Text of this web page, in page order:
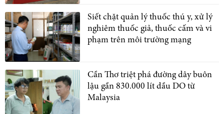
Siết chặt quản lý thuốc thú y, xử lý
nghiêm thuốc giả, thuốc cấm và vi
phạm trên môi trường mạng
Cần Thơ triệt phá đường dây buôn
lậu gần 830.000 lít dầu DO từ
Malaysia